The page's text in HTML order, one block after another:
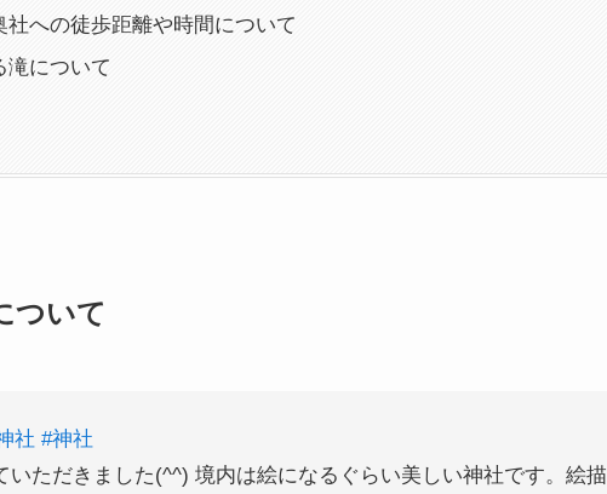
社への徒歩距離や時間について
滝について
ついて
社 #神社
いただきました(^^) 境内は絵になるぐらい美しい神社です。絵描